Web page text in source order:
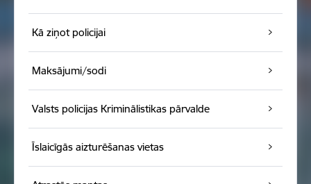
Kā ziņot policijai
Maksājumi/sodi
Valsts policijas Kriminālistikas pārvalde
Īslaicīgās aizturēšanas vietas